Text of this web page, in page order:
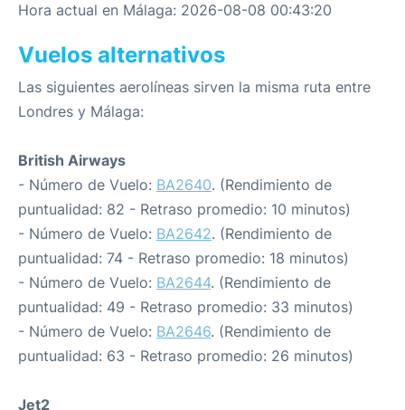
Hora actual en Málaga: 2026-08-08 00:43:20
Vuelos alternativos
Las siguientes aerolíneas sirven la misma ruta entre
Londres y Málaga:
British Airways
- Número de Vuelo: BA2640. (Rendimiento de
puntualidad: 82 - Retraso promedio: 10 minutos)
- Número de Vuelo: BA2642. (Rendimiento de
puntualidad: 74 - Retraso promedio: 18 minutos)
- Número de Vuelo: BA2644. (Rendimiento de
puntualidad: 49 - Retraso promedio: 33 minutos)
- Número de Vuelo: BA2646. (Rendimiento de
puntualidad: 63 - Retraso promedio: 26 minutos)
Jet2